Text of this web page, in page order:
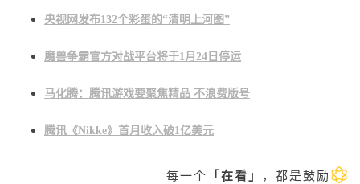
央视网发布132个彩蛋的“清明上河图”
魔兽争霸官方对战平台将于1月24日停运
马化腾：腾讯游戏要聚焦精品 不浪费版号
腾讯《Nikke》首月收入破1亿美元
每一个 「在看」 ，都是鼓励